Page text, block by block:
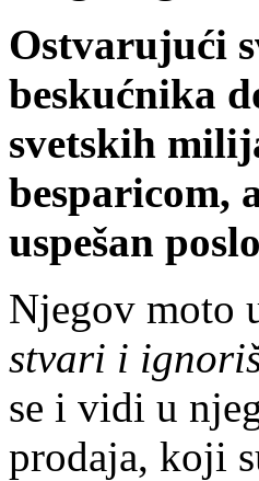
Ostvarujući
beskućnika
svetskih
besparicom,
uspešan
Njegov moto
stvari i
se i vidi u
prodaja, koji